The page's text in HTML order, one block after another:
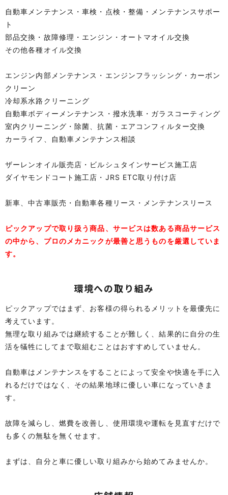
自動車メンテナンス・車検・点検・整備・メンテナンスサポー
ト
部品交換・故障修理・エンジン・オートマオイル交換
その他各種オイル交換
エンジン内部メンテナンス・エンジンフラッシング・カーボン
クリーン
冷却系水路クリーニング
自動車ボディーメンテナンス・撥水洗車・ガラスコーティング
室内クリーニング・除菌、抗菌・エアコンフィルター交換
カーライフ、自動車メンテナンス相談
ザーレンオイル販売店・ビルシュタインサービス施工店
ダイヤモンドコート施工店・JRS ETC取り付け店
新車、中古車販売・自動車各種リース・メンテナンスリース
ピックアップで取り扱う商品、サービスは数ある商品サービス
の中から、プロのメカニックが最善と思うものを厳選していま
す。
環境への取り組み
ピックアップではまず、お客様の得られるメリットを最優先に
考えています。
無理な取り組みでは継続することが難しく、結果的に自分の生
活を犠牲にしてまで取組むことはおすすめしていません。
自動車はメンテナンスをすることによって安全や快適を手に入
れるだけではなく、その結果地球に優しい車になっていきま
す。
故障を減らし、燃費を改善し、使用環境や運転を見直すだけで
も多くの無駄を無くせます。
まずは、自分と車に優しい取り組みから始めてみませんか。